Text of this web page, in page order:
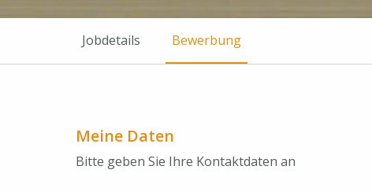
Jobdetails Bewerbung
Meine Daten
Bitte geben Sie Ihre Kontaktdaten an